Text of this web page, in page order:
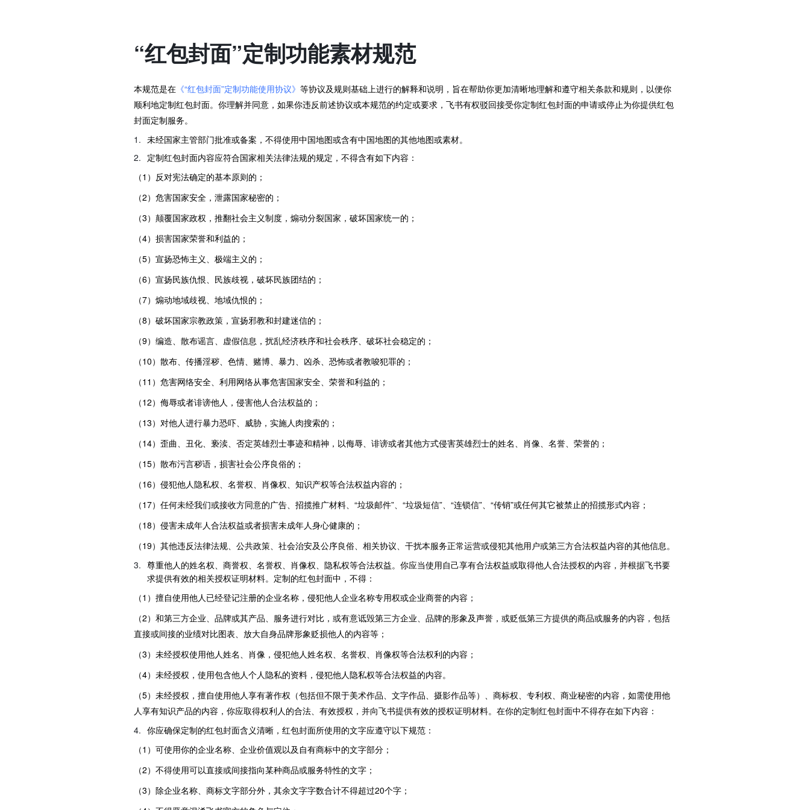
“红包封面”定制功能素材规范
本规范是在 《“红包封面”定制功能使用协议》 等协议及规则基础上进行的解释和说明，旨在帮助你更加清晰地理解和遵守相关条款和规则，以便你
顺利地定制红包封面。你理解并同意，如果你违反前述协议或本规范的约定或要求，飞书有权驳回接受你定制红包封面的申请或停止为你提供红包
封面定制服务。
未经国家主管部门批准或备案，不得使用中国地图或含有中国地图的其他地图或素材。
定制红包封面内容应符合国家相关法律法规的规定，不得含有如下内容：
（1）反对宪法确定的基本原则的；
（2）危害国家安全，泄露国家秘密的；
（3）颠覆国家政权，推翻社会主义制度，煽动分裂国家，破坏国家统一的；
（4）损害国家荣誉和利益的；
（5）宣扬恐怖主义、极端主义的；
（6）宣扬民族仇恨、民族歧视，破坏民族团结的；
（7）煽动地域歧视、地域仇恨的；
（8）破坏国家宗教政策，宣扬邪教和封建迷信的；
（9）编造、散布谣言、虚假信息，扰乱经济秩序和社会秩序、破坏社会稳定的；
（10）散布、传播淫秽、色情、赌博、暴力、凶杀、恐怖或者教唆犯罪的；
（11）危害网络安全、利用网络从事危害国家安全、荣誉和利益的；
（12）侮辱或者诽谤他人，侵害他人合法权益的；
（13）对他人进行暴力恐吓、威胁，实施人肉搜索的；
（14）歪曲、丑化、亵渎、否定英雄烈士事迹和精神，以侮辱、诽谤或者其他方式侵害英雄烈士的姓名、肖像、名誉、荣誉的；
（15）散布污言秽语，损害社会公序良俗的；
（16）侵犯他人隐私权、名誉权、肖像权、知识产权等合法权益内容的；
（17）任何未经我们或接收方同意的广告、招揽推广材料、“垃圾邮件”、“垃圾短信”、“连锁信”、“传销”或任何其它被禁止的招揽形式内容；
（18）侵害未成年人合法权益或者损害未成年人身心健康的；
（19）其他违反法律法规、公共政策、社会治安及公序良俗、相关协议、干扰本服务正常运营或侵犯其他用户或第三方合法权益内容的其他信息。
尊重他人的姓名权、商誉权、名誉权、肖像权、隐私权等合法权益。你应当使用自己享有合法权益或取得他人合法授权的内容，并根据飞书要
求提供有效的相关授权证明材料。定制的红包封面中，不得：
（1）擅自使用他人已经登记注册的企业名称，侵犯他人企业名称专用权或企业商誉的内容；
（2）和第三方企业、品牌或其产品、服务进行对比，或有意诋毁第三方企业、品牌的形象及声誉，或贬低第三方提供的商品或服务的内容，包括
直接或间接的业绩对比图表、放大自身品牌形象贬损他人的内容等；
（3）未经授权使用他人姓名、肖像，侵犯他人姓名权、名誉权、肖像权等合法权利的内容；
（4）未经授权，使用包含他人个人隐私的资料，侵犯他人隐私权等合法权益的内容。
（5）未经授权，擅自使用他人享有著作权（包括但不限于美术作品、文字作品、摄影作品等）、商标权、专利权、商业秘密的内容，如需使用他
人享有知识产品的内容，你应取得权利人的合法、有效授权，并向飞书提供有效的授权证明材料。在你的定制红包封面中不得存在如下内容：
你应确保定制的红包封面含义清晰，红包封面所使用的文字应遵守以下规范：
（1）可使用你的企业名称、企业价值观以及自有商标中的文字部分；
（2）不得使用可以直接或间接指向某种商品或服务特性的文字；
（3）除企业名称、商标文字部分外，其余文字字数合计不得超过20个字；